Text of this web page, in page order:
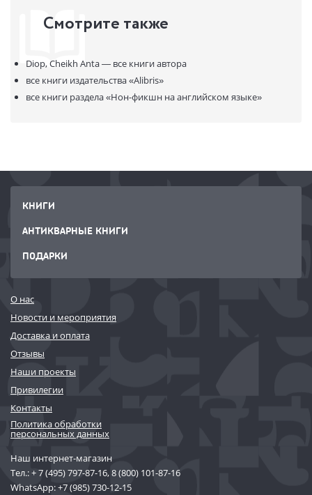
Смотрите также
Diop, Cheikh Anta — все книги автора
все книги издательства«Alibris»
все книги раздела«Нон-фикшн на английском языке»
КНИГИ
АНТИКВАРНЫЕ КНИГИ
ПОДАРКИ
О нас
Новости и мероприятия
Доставка и оплата
Отзывы
Наши проекты
Привилегии
Контакты
Политика обработки
персональных данных
Наш интернет-магазин
Тел.:+ 7 (495) 797-87-16,8 (800) 101-87-16
WhatsApp:+7 (985) 730-12-15